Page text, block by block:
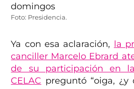
Foto: Presidencia.
Ya con esa aclaración, la
canciller Marcelo Ebrard
de su participación en
CELAC preguntó “oiga,